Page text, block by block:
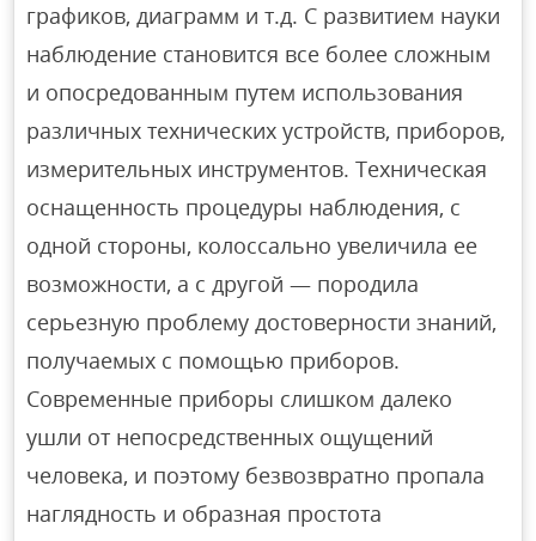
графиков, диаграмм и т.д. С развитием науки
наблюдение становится все более сложным
и опосредованным путем использования
различных технических устройств, приборов,
измерительных инструментов. Техническая
оснащенность процедуры наблюдения, с
одной стороны, колоссально увеличила ее
возможности, а с другой — породила
серьезную проблему достоверности знаний,
получаемых с помощью приборов.
Современные приборы слишком далеко
ушли от непосредственных ощущений
человека, и поэтому безвозвратно пропала
наглядность и образная простота